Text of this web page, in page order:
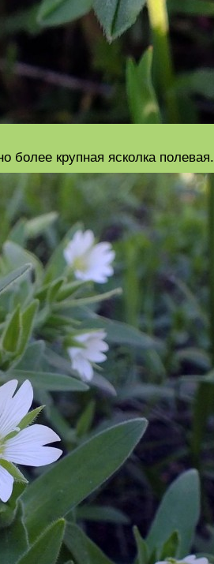
крупная ясколка полевая.